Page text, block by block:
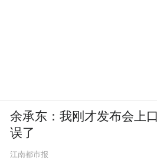
余承东：我刚才发布会上口
误了
江南都市报